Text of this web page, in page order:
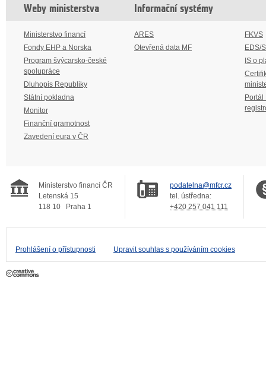
Weby ministerstva
Ministerstvo financí
Fondy EHP a Norska
Program švýcarsko-české
spolupráce
Dluhopis Republiky
Státní pokladna
Monitor
Finanční gramotnost
Zavedení eura v ČR
Informační systémy
ARES
Otevřená data MF
FKVS
EDS/
IS o
Portál
Ministerstvo financí ČR
Letenská 15
118 10
Praha 1
podatelna@mfcr.cz
tel. ústředna:
+420 257 041 111
Prohlášení o přístupnosti Upravit souhlas s používáním cookies